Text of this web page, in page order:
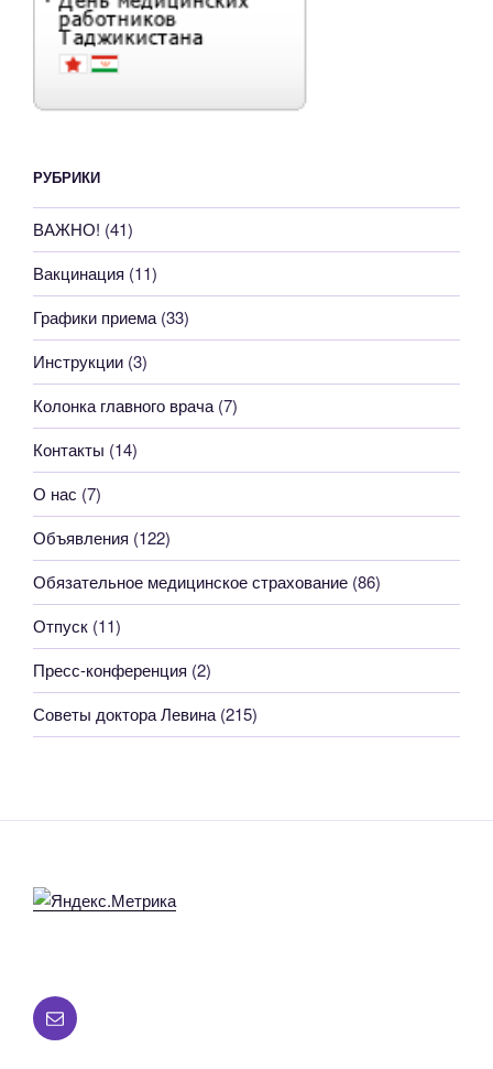
РУБРИКИ
ВАЖНО! (41)
Вакцинация (11)
Графики приема(33)
Инструкции (3)
Колонка главного врача(7)
Контакты (14)
О нас (7)
Объявления (122)
Обязательное медицинское страхование (86)
Отпуск (11)
Пресс-конференция (2)
Советы доктора Левина(215)
Все
вопросы